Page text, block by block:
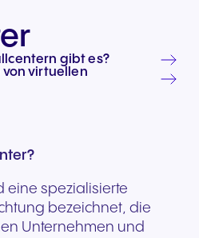
gibt es?
von virtuellen
eine spezialisierte
bezeichnet, die
Unternehmen und